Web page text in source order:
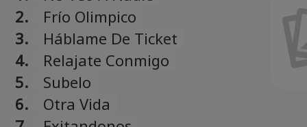
2.
Frío Olimpico
3.
Háblame De Ticket
4.
Relajate Conmigo
5.
Subelo
6.
Otra Vida